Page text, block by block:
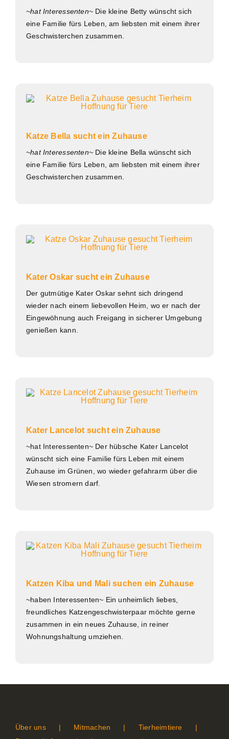
~hat Interessenten~Die kleine Betty wünscht sich
eine Familie fürs Leben, am liebsten mit einem ihrer
Geschwisterchen zusammen.
Katze Bella sucht ein Zuhause
~hat Interessenten~Die kleine Bella wünscht sich
eine Familie fürs Leben, am liebsten mit einem ihrer
Geschwisterchen zusammen.
Kater Oskar sucht ein Zuhause
Der gutmütige Kater Oskar sehnt sich dringend
wieder nach einem liebevollen Heim, wo er nach der
Eingewöhnung auch Freigang in sicherer Umgebung
genießen kann.
Kater Lancelot sucht ein Zuhause
~hat Interessenten~ Der hübsche Kater Lancelot
wünscht sich eine Familie fürs Leben mit einem
Zuhause im Grünen, wo wieder gefahrarm über die
Wiesen stromern darf.
Katzen Kiba und Mali suchen ein Zuhause
~haben Interessenten~ Ein unheimlich liebes,
freundliches Katzengeschwisterpaar möchte gerne
zusammen in ein neues Zuhause, in reiner
Wohnungshaltung umziehen.
Über uns Mitmachen
Tierheimtiere